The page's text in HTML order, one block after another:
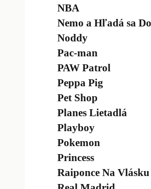
NBA
Nemo a Hľadá sa
Noddy
Pac-man
PAW Patrol
Peppa Pig
Pet Shop
Planes Lietadlá
Playboy
Pokemon
Princess
Raiponce Na Vlásku